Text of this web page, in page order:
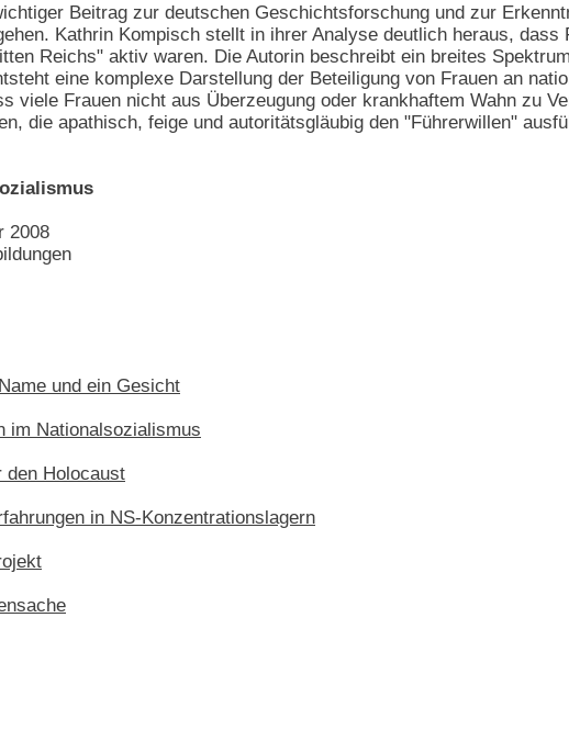
Beitrag zur deutschen Geschichtsforschung und zur
Kathrin Kompisch stellt in ihrer Analyse deutlich heraus, dass
Reichs" aktiv waren. Die Autorin beschreibt ein breites
eine komplexe Darstellung der Beteiligung von Frauen an
viele Frauen nicht aus Überzeugung oder krankhaftem Wahn zu
die apathisch, feige und autoritätsgläubig den "Führerwillen"
2008
und ein Gesicht
im Nationalsozialismus
den Holocaust
in NS-Konzentrationslagern